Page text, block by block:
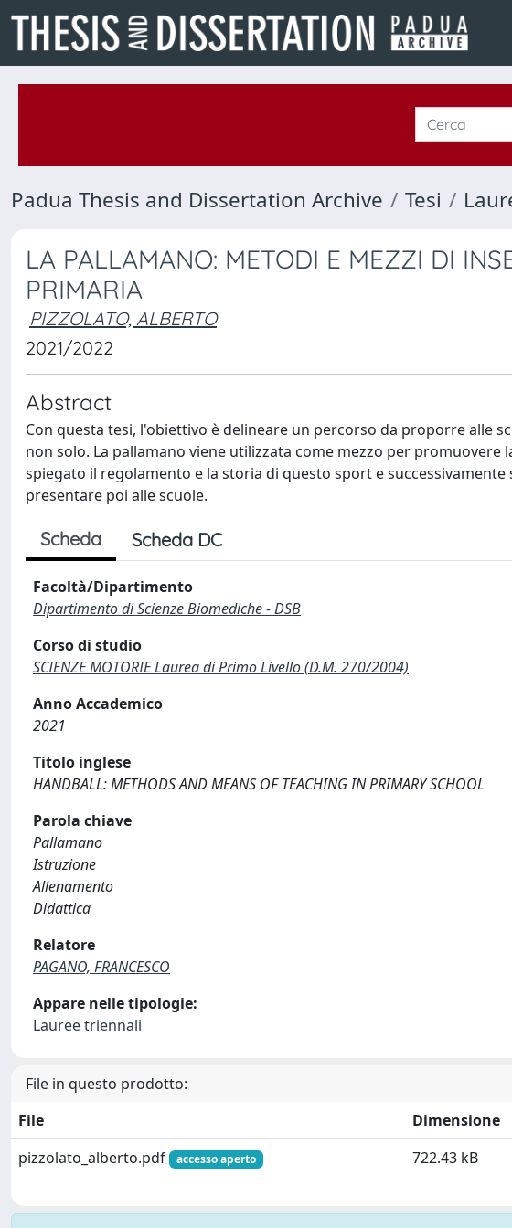
Padua Thesis and Dissertation Archive Tesi
LA PALLAMANO: METODI E MEZZI DI
PRIMARIA
PIZZOLATO, ALBERTO
2021/2022
Abstract
Con questa tesi, l'obiettivo è delineare un percorso da proporre alle
non solo. La pallamano viene utilizzata come mezzo per
spiegato il regolamento e la storia di questo sport e
presentare poi alle scuole.
Scheda Scheda DC
Facoltà/Dipartimento
Dipartimento di Scienze Biomediche - DSB
Corso di studio
SCIENZE MOTORIE Laurea di Primo Livello (D.M. 270/2004)
Anno Accademico
2021
Titolo inglese
HANDBALL: METHODS AND MEANS OF TEACHING IN PRIMARY SCHOOL
Parola chiave
Pallamano
Istruzione
Allenamento
Didattica
Relatore
PAGANO, FRANCESCO
Appare nelle tipologie:
Lauree triennali
File in questo prodotto:
File
Dimensione
pizzolato_alberto.pdf
accesso aperto 722.43 kB